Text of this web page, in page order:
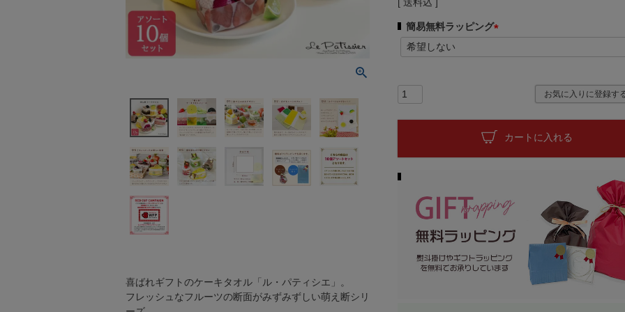
喜ばれギフトのケーキタオル「ル・パティシエ」。
フレッシュなフルーツの断面がみずみずしい萌え断シリ
簡易無料ラッピング
必
お気に入りに登録す
カートに入れる